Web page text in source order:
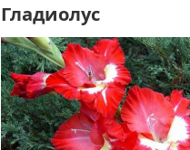
Гладиолус